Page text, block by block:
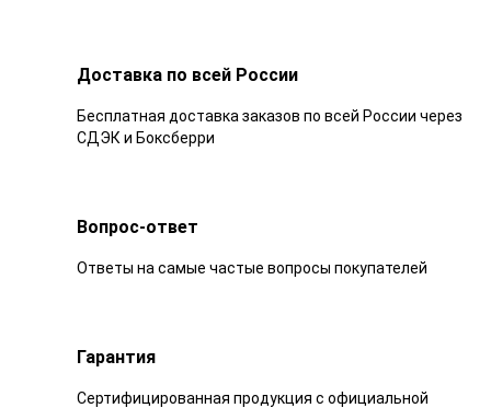
Доставка по всей России
Бесплатная доставка заказов по всей России через
СДЭК и Боксберри
Вопрос-ответ
Ответы на самые частые вопросы покупателей
Гарантия
Сертифицированная продукция с официальной